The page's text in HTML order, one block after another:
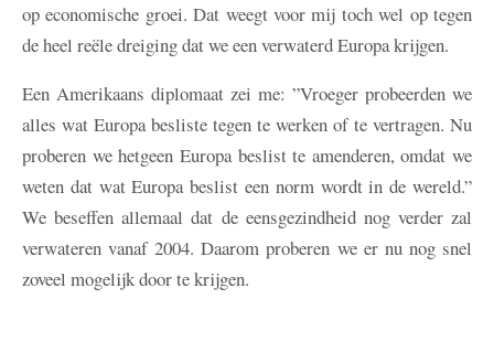
op economische groei. Dat weegt voor mij toch wel op tegen
de heel reële dreiging dat we een verwaterd Europa krijgen.
Een Amerikaans diplomaat zei me: ”Vroeger probeerden we
alles wat Europa besliste tegen te werken of te vertragen. Nu
proberen we hetgeen Europa beslist te amenderen, omdat we
weten dat wat Europa beslist een norm wordt in de wereld.”
We beseffen allemaal dat de eensgezindheid nog verder zal
verwateren vanaf 2004. Daarom proberen we er nu nog snel
zoveel mogelijk door te krijgen.